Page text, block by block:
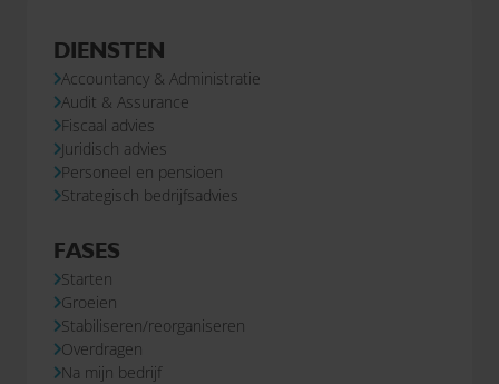
DIENSTEN
Accountancy & Administratie
Audit & Assurance
Fiscaal advies
Juridisch advies
Personeel en pensioen
Strategisch bedrijfsadvies
FASES
Starten
Groeien
Stabiliseren/reorganiseren
Overdragen
Na mijn bedrijf